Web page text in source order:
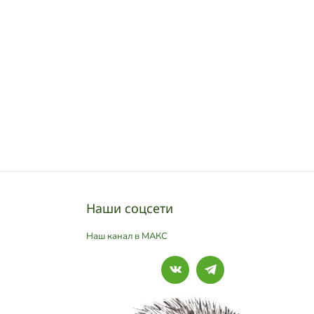
Наши соцсети
Наш канал в МАКС